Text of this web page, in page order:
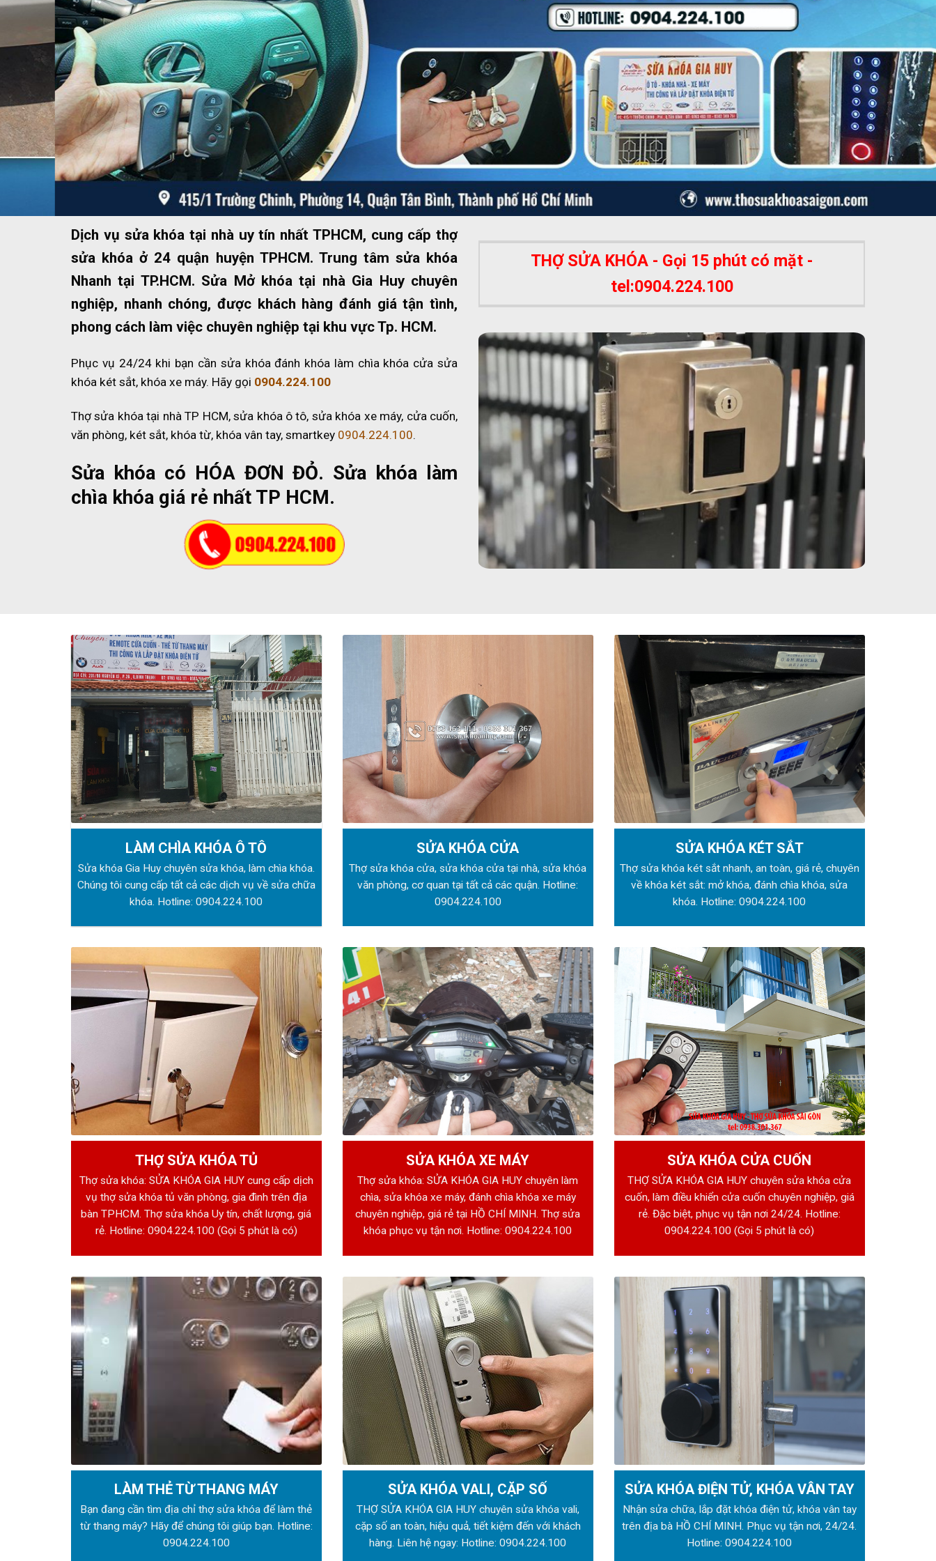
Dịch vụ sửa khóa tại nhà uy tín nhất TPHCM, cung cấp thợ
sửa khóa ở 24 quận huyện TPHCM. Trung tâm sửa khóa
Nhanh tại TP.HCM. Sửa Mở khóa tại nhà Gia Huy chuyên
nghiệp, nhanh chóng, được khách hàng đánh giá tận tình,
phong cách làm việc chuyên nghiệp tại khu vực Tp. HCM.
Phục vụ 24/24 khi bạn cần sửa khóa đánh khóa làm chìa khóa cửa sửa
khóa két sắt, khóa xe máy. Hãy gọi 0904.224.100
Thợ sửa khóa tại nhà TP HCM, sửa khóa ô tô, sửa khóa xe máy, cửa cuốn,
văn phòng, két sắt, khóa từ, khóa vân tay, smartkey 0904.224.100.
Sửa khóa có HÓA ĐƠN ĐỎ. Sửa khóa làm
chìa khóa giá rẻ nhất TP HCM.
THỢ SỬA KHÓA - Gọi 15 phút có mặt -
tel:0904.224.100
LÀM CHÌA KHÓA Ô TÔ
Sửa khóa Gia Huy chuyên sửa khóa, làm chìa khóa.
Chúng tôi cung cấp tất cả các dịch vụ về sửa chữa
khóa. Hotline:0904.224.100
SỬA KHÓA CỬA
Thợ sửa khóa cửa, sửa khóa cửa tại nhà, sửa khóa
văn phòng, cơ quan tại tất cả các quận. Hotline:
0904.224.100
SỬA KHÓA KÉT SẮT
Thợ sửa khóakét sắt nhanh, an toàn, giá rẻ, chuyên
về khóa két sắt: mở khóa, đánh chìa khóa, sửa
khóa. Hotline:0904.224.100
THỢ SỬA KHÓA TỦ
Thợ sửa khóa: SỬA KHÓA GIA HUY cung cấp dịch
vụ thợ sửa khóa tủ văn phòng, gia đình trên địa
bàn TPHCM. Thợ sửa khóa Uy tín, chất lượng, giá
rẻ. Hotline: 0904.224.100(Gọi 5 phút là có)
SỬA KHÓA XE MÁY
Thợ sửa khóa: SỬA KHÓA GIA HUY chuyên làm
chìa, sửa khóa xe máy, đánh chìa khóa xe máy
chuyên nghiệp, giá rẻ tại HỒ CHÍ MINH. Thợ sửa
khóa phục vụ tận nơi. Hotline:0904.224.100
SỬA KHÓA CỬA CUỐN
THỢ SỬA KHÓA GIA HUY chuyên sửa khóa cửa
cuốn, làm điều khiển cửa cuốn chuyên nghiệp, giá
rẻ. Đặc biệt, phục vụ tận nơi 24/24. Hotline:
0904.224.100 (Gọi 5 phút là có)
LÀM THẺ TỪ THANG MÁY
Bạn đang cần tìm địa chỉ thợ sửa khóa để làm thẻ
từ thang máy? Hãy để chúng tôi giúp bạn. Hotline:
0904.224.100
SỬA KHÓA VALI, CẶP SỐ
THỢ SỬA KHÓA GIA HUY chuyên sửa khóa vali,
cặp số an toàn, hiệu quả, tiết kiệm đến với khách
hàng. Liên hệ ngay: Hotline:0904.224.100
SỬA KHÓA ĐIỆN TỬ, KHÓA VÂN TAY
Nhận sửa chữa, lắp đặt khóa điện tử, khóa vân tay
trên địa bà HỒ CHÍ MINH. Phục vụ tận nơi, 24/24.
Hotline:0904.224.100